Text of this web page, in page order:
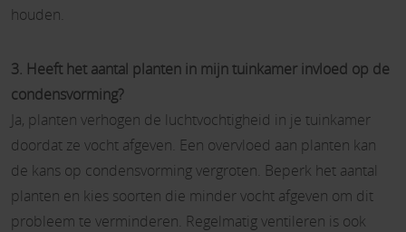
houden.
3. Heeft het aantal planten in mijn tuinkamer invloed op de
condensvorming?
Ja, planten verhogen de luchtvochtigheid in je tuinkamer
doordat ze vocht afgeven. Een overvloed aan planten kan
de kans op condensvorming vergroten. Beperk het aantal
planten en kies soorten die minder vocht afgeven om dit
probleem te verminderen. Regelmatig ventileren is ook